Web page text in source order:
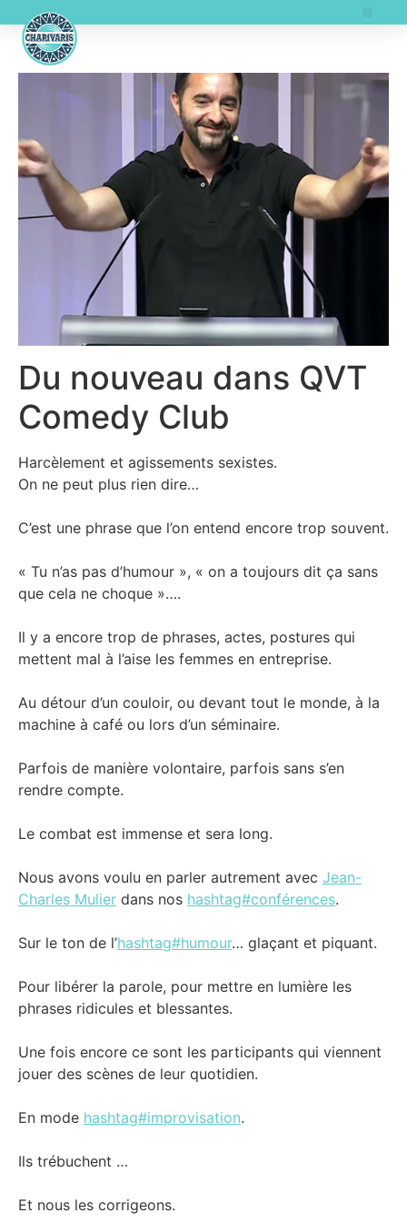
Du nouveau dans QVT
Comedy Club
Harcèlement et agissements sexistes.
On ne peut plus rien dire…
C’est une phrase que l’on entend encore trop souvent.
« Tu n’as pas d’humour », « on a toujours dit ça sans
que cela ne choque »….
Il y a encore trop de phrases, actes, postures qui
mettent mal à l’aise les femmes en entreprise.
Au détour d’un couloir, ou devant tout le monde, à la
machine à café ou lors d’un séminaire.
Parfois de manière volontaire, parfois sans s’en
rendre compte.
Le combat est immense et sera long.
Nous avons voulu en parler autrement avec Jean-
Charles Mulier dans nos hashtag#conférences.
Sur le ton de l’hashtag#humour… glaçant et piquant.
Pour libérer la parole, pour mettre en lumière les
phrases ridicules et blessantes.
Une fois encore ce sont les participants qui viennent
jouer des scènes de leur quotidien.
En mode hashtag#improvisation.
Ils trébuchent …
Et nous les corrigeons.